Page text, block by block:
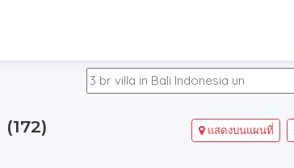
(172) แสดงบนแผนที่